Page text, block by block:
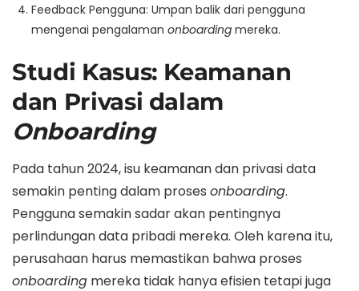
Feedback Pengguna: Umpan balik dari pengguna
mengenai pengalaman onboarding mereka.
Studi Kasus: Keamanan
dan Privasi dalam
Onboarding
Pada tahun 2024, isu keamanan dan privasi data
semakin penting dalam proses onboarding.
Pengguna semakin sadar akan pentingnya
perlindungan data pribadi mereka. Oleh karena itu,
perusahaan harus memastikan bahwa proses
onboarding mereka tidak hanya efisien tetapi juga